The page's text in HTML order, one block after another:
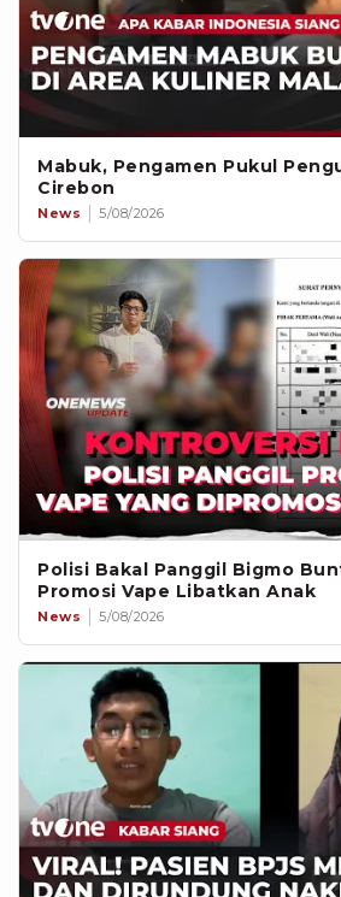
Mabuk, Pengamen Pukul
Cirebon
News 5/08/2026
Polisi Bakal Panggil Bigmo
Promosi Vape Libatkan Anak
News 5/08/2026